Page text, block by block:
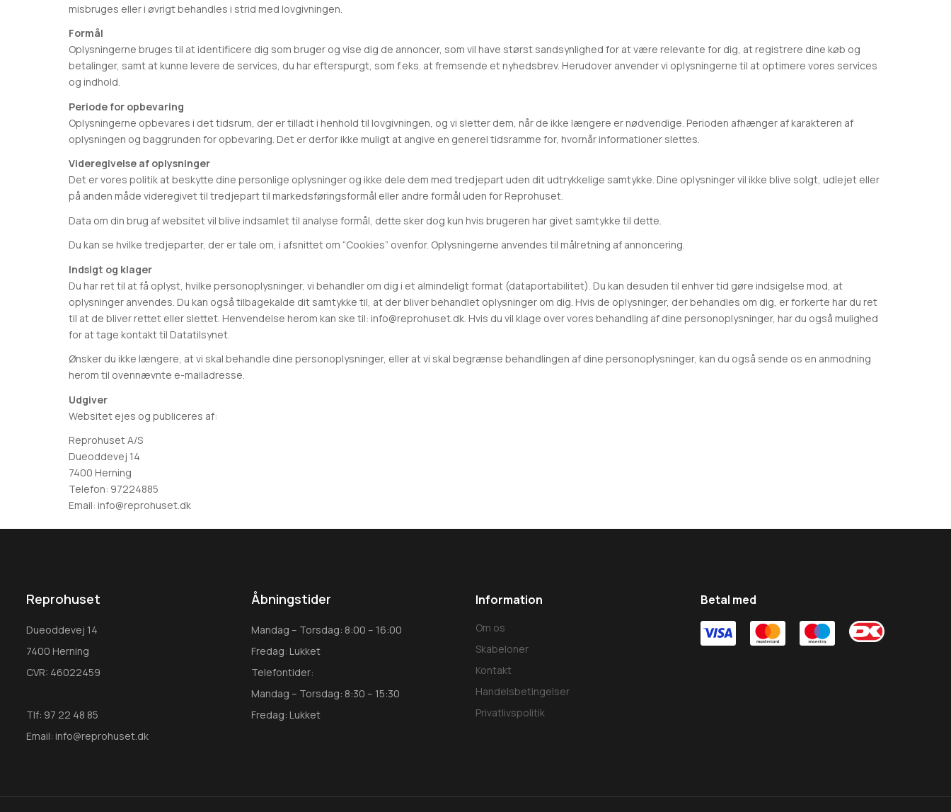
misbruges eller i øvrigt behandles i strid med lovgivningen.
Formål
Oplysningerne bruges til at identificere dig som bruger og vise dig de annoncer, som vil have størst sandsynlighed for at være relevante for dig, at registrere dine køb og
betalinger, samt at kunne levere de services, du har efterspurgt, som f.eks. at fremsende et nyhedsbrev. Herudover anvender vi oplysningerne til at optimere vores services
og indhold.
Periode for opbevaring
Oplysningerne opbevares i det tidsrum, der er tilladt i henhold til lovgivningen, og vi sletter dem, når de ikke længere er nødvendige. Perioden afhænger af karakteren af
oplysningen og baggrunden for opbevaring. Det er derfor ikke muligt at angive en generel tidsramme for, hvornår informationer slettes.
Videregivelse af oplysninger
Det er vores politik at beskytte dine personlige oplysninger og ikke dele dem med tredjepart uden dit udtrykkelige samtykke. Dine oplysninger vil ikke blive solgt, udlejet eller
på anden måde videregivet til tredjepart til markedsføringsformål eller andre formål uden for Reprohuset.
Data om din brug af websitet vil blive indsamlet til analyse formål, dette sker dog kun hvis brugeren har givet samtykke til dette.
Du kan se hvilke tredjeparter, der er tale om, i afsnittet om “Cookies” ovenfor. Oplysningerne anvendes til målretning af annoncering.
Indsigt og klager
Du har ret til at få oplyst, hvilke personoplysninger, vi behandler om dig i et almindeligt format (dataportabilitet). Du kan desuden til enhver tid gøre indsigelse mod, at
oplysninger anvendes. Du kan også tilbagekalde dit samtykke til, at der bliver behandlet oplysninger om dig. Hvis de oplysninger, der behandles om dig, er forkerte har du ret
til at de bliver rettet eller slettet. Henvendelse herom kan ske til: info@reprohuset.dk. Hvis du vil klage over vores behandling af dine personoplysninger, har du også mulighed
for at tage kontakt til Datatilsynet.
Ønsker du ikke længere, at vi skal behandle dine personoplysninger, eller at vi skal begrænse behandlingen af dine personoplysninger, kan du også sende os en anmodning
herom til ovennævnte e-mailadresse.
Udgiver
Websitet ejes og publiceres af:
Reprohuset A/S
Dueoddevej 14
7400 Herning
Telefon: 97224885
Email: info@reprohuset.dk
Reprohuset
Dueoddevej 14
7400 Herning
CVR: 46022459
Tlf: 97 22 48 85
Email: info@reprohuset.dk
Åbningstider
Mandag – Torsdag: 8:00 – 16:00
Fredag: Lukket
Telefontider:
Mandag – Torsdag: 8:30 – 15:30
Fredag: Lukket
Information
Om os
Skabeloner
Kontakt
Handelsbetingelser
Privatlivspolitik
Betal med